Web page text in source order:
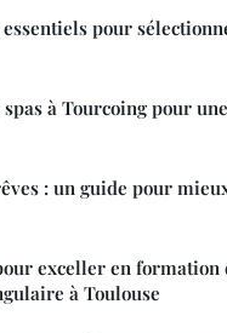
essentiels pour
à Tourcoing pour
: un guide pour
exceller en formation
à Toulouse